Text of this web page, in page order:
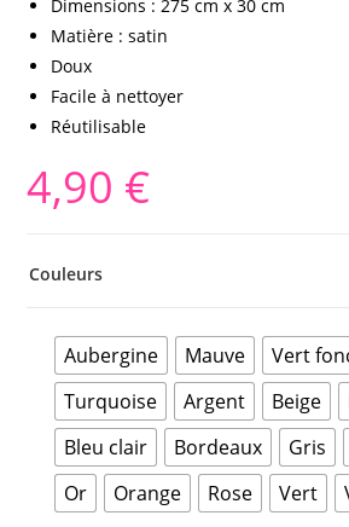
notation
client
Dimensions : 275 cm x 30 cm
Matière : satin
Doux
Facile à nettoyer
Réutilisable
4,90 €
Couleurs
Aubergine Mauve Vert
Turquoise
Argent Beige
Bleu clair
Bordeaux Gris
Or
Orange Rose Vert